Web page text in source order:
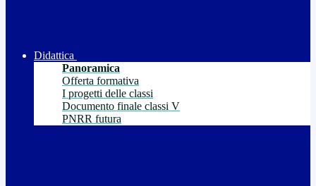
Didattica
Panoramica
Offerta formativa
I progetti delle classi
Documento finale classi V
PNRR futura